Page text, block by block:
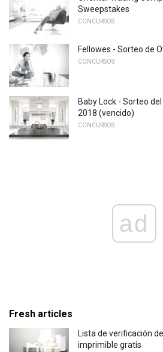
Sweepstakes
CONCURSOS
Fellowes - Sorteo de
CONCURSOS
Baby Lock - Sorteo
2018 (vencido)
CONCURSOS
ad
Fresh articles
Lista de verificación
imprimible gratis